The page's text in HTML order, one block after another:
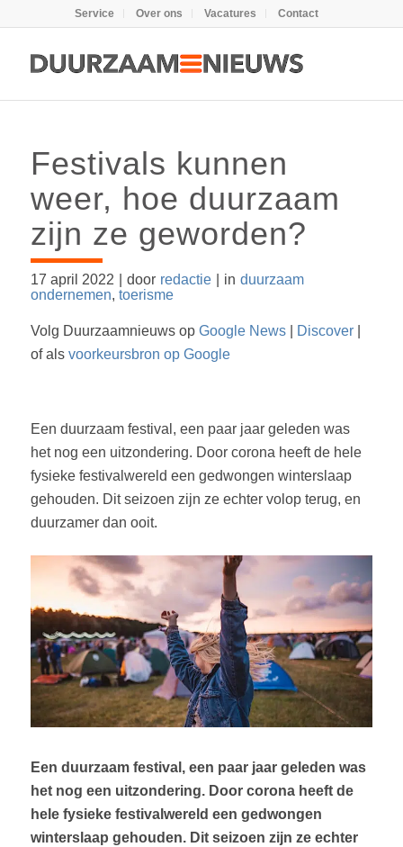
Service Over ons Vacatures Contact
Festivals kunnen
weer, hoe duurzaam
zijn ze geworden?
17 april 2022 door redactie in duurzaam
ondernemen, toerisme
Volg Duurzaamnieuws op Google News| Discover|
of als voorkeursbron op Google
Een duurzaam festival, een paar jaar geleden was
het nog een uitzondering. Door corona heeft de hele
fysieke festivalwereld een gedwongen winterslaap
gehouden. Dit seizoen zijn ze echter volop terug, en
duurzamer dan ooit.
Een duurzaam festival, een paar jaar geleden was
het nog een uitzondering. Door corona heeft de
hele fysieke festivalwereld een gedwongen
winterslaap gehouden. Dit seizoen zijn ze echter